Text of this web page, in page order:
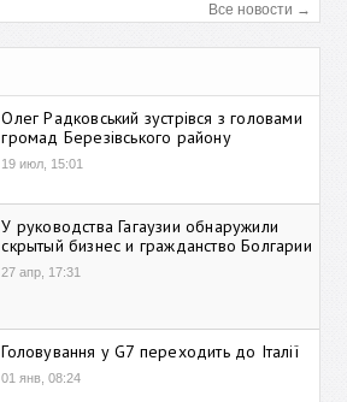
Все новости →
Олег Радковський зустрівся з головами
громад Березівського району
19 июл, 15:01
У руководства Гагаузии обнаружили
скрытый бизнес и гражданство Болгарии
27 апр, 17:31
Головування у G7 переходить до Італії
01 янв, 08:24